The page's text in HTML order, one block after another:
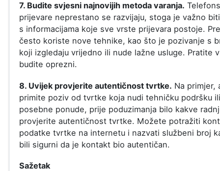
7. Budite svjesni najnovijih metoda varanja.
prijevare neprestano se razvijaju, stoga je važno
s informacijama koje sve vrste prijevara postoje.
često koriste nove tehnike, kao što je pozivanje s
koji izgledaju vrijedno ili nude lažne usluge. Pratite
budite oprezni.
8. Uvijek provjerite autentičnost tvrtke. Na primjer,
primite poziv od tvrtke koja nudi tehničku podršku ili
posebne ponude, prije poduzimanja bilo kakve
provjerite autentičnost tvrtke. Možete potražiti
podatke tvrtke na internetu i nazvati službeni broj
bili sigurni da je kontakt bio autentičan.
Sažetak